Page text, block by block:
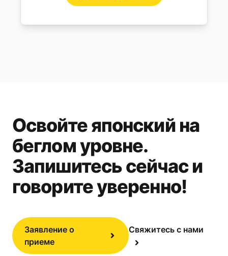
Освойте японский на
беглом уровне.
Запишитесь сейчас и
говорите уверенно!
Заявление о
приеме
Свяжитесь с нами